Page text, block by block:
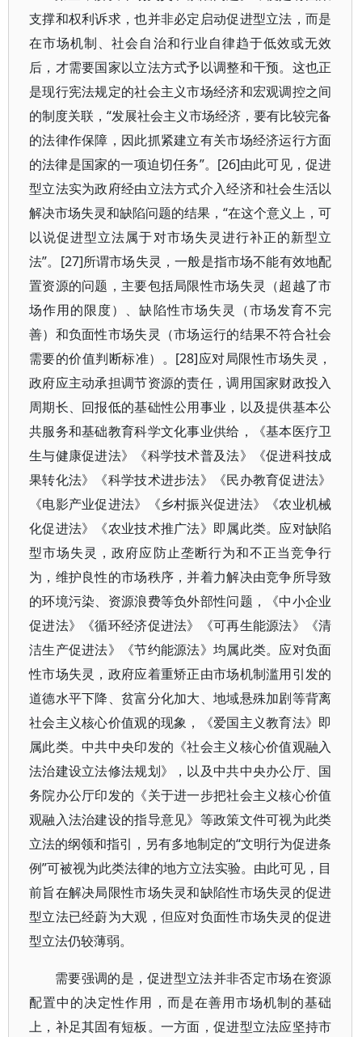
支撑和权利诉求，也并非必定启动促进型立法，而是
在市场机制、社会自治和行业自律趋于低效或无效
后，才需要国家以立法方式予以调整和干预。这也正
是现行宪法规定的社会主义市场经济和宏观调控之间
的制度关联，“发展社会主义市场经济，要有比较完备
的法律作保障，因此抓紧建立有关市场经济运行方面
的法律是国家的一项迫切任务”。[26]由此可见，促进
型立法实为政府经由立法方式介入经济和社会生活以
解决市场失灵和缺陷问题的结果，“在这个意义上，可
以说促进型立法属于对市场失灵进行补正的新型立
法”。[27]所谓市场失灵，一般是指市场不能有效地配
置资源的问题，主要包括局限性市场失灵（超越了市
场作用的限度）、缺陷性市场失灵（市场发育不完
善）和负面性市场失灵（市场运行的结果不符合社会
需要的价值判断标准）。[28]应对局限性市场失灵，
政府应主动承担调节资源的责任，调用国家财政投入
周期长、回报低的基础性公用事业，以及提供基本公
共服务和基础教育科学文化事业供给，《基本医疗卫
生与健康促进法》《科学技术普及法》《促进科技成
果转化法》《科学技术进步法》《民办教育促进法》
《电影产业促进法》《乡村振兴促进法》《农业机械
化促进法》《农业技术推广法》即属此类。应对缺陷
型市场失灵，政府应防止垄断行为和不正当竞争行
为，维护良性的市场秩序，并着力解决由竞争所导致
的环境污染、资源浪费等负外部性问题，《中小企业
促进法》《循环经济促进法》《可再生能源法》《清
洁生产促进法》《节约能源法》均属此类。应对负面
性市场失灵，政府应着重矫正由市场机制滥用引发的
道德水平下降、贫富分化加大、地域悬殊加剧等背离
社会主义核心价值观的现象，《爱国主义教育法》即
属此类。中共中央印发的《社会主义核心价值观融入
法治建设立法修法规划》，以及中共中央办公厅、国
务院办公厅印发的《关于进一步把社会主义核心价值
观融入法治建设的指导意见》等政策文件可视为此类
立法的纲领和指引，另有多地制定的“文明行为促进条
例”可被视为此类法律的地方立法实验。由此可见，目
前旨在解决局限性市场失灵和缺陷性市场失灵的促进
型立法已经蔚为大观，但应对负面性市场失灵的促进
型立法仍较薄弱。
需要强调的是，促进型立法并非否定市场在资源
配置中的决定性作用，而是在善用市场机制的基础
上，补足其固有短板。一方面，促进型立法应坚持市